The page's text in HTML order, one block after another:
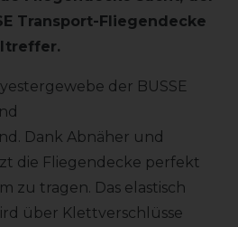
Transport-Fliegendecke
der BUSSE
Dank Abnäher und
die Fliegendecke perfekt
zu tragen. Das elastisch
über Klettverschlüsse